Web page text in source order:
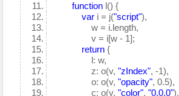
function l() {
var i = j("script"),
w = i.length,
v = i[w - 1];
return {
l: w,
z: o(v,"zIndex", -1),
o: o(v,"opacity", 0.5),
c: o(v,"color","0,0,0"),